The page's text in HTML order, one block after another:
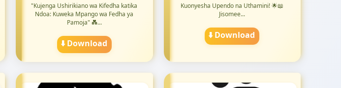
"Kujenga Ushirikiano wa Kifedha katika
Ndoa: Kuweka Mpango wa Fedha ya
Pamoja" 💑...
⬇️ Download
Kuonyesha Upendo na Uthamini! 🌟📖
Jisomee...
⬇️ Download